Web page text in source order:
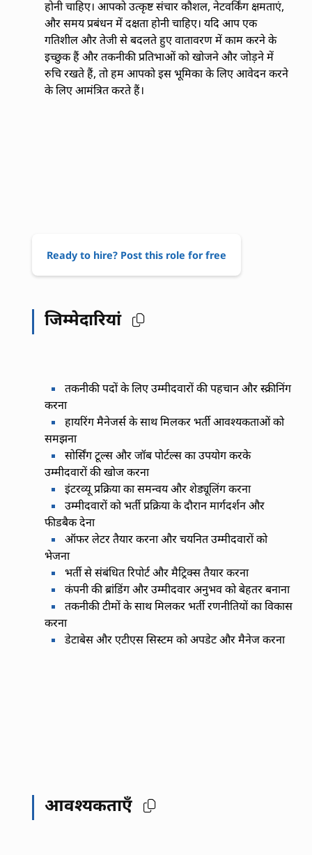
होनी चाहिए। आपको उत्कृष्ट संचार कौशल, नेटवर्किंग क्षमताएं,
और समय प्रबंधन में दक्षता होनी चाहिए। यदि आप एक
गतिशील और तेजी से बदलते हुए वातावरण में काम करने के
इच्छुक हैं और तकनीकी प्रतिभाओं को खोजने और जोड़ने में
रुचि रखते हैं, तो हम आपको इस भूमिका के लिए आवेदन करने
के लिए आमंत्रित करते हैं।
Ready to hire? Post this role for free
जिम्मेदारियां
तकनीकी पदों के लिए उम्मीदवारों की पहचान और स्क्रीनिंग
करना
हायरिंग मैनेजर्स के साथ मिलकर भर्ती आवश्यकताओं को
समझना
सोर्सिंग टूल्स और जॉब पोर्टल्स का उपयोग करके
उम्मीदवारों की खोज करना
इंटरव्यू प्रक्रिया का समन्वय और शेड्यूलिंग करना
उम्मीदवारों को भर्ती प्रक्रिया के दौरान मार्गदर्शन और
फीडबैक देना
ऑफर लेटर तैयार करना और चयनित उम्मीदवारों को
भेजना
भर्ती से संबंधित रिपोर्ट और मैट्रिक्स तैयार करना
कंपनी की ब्रांडिंग और उम्मीदवार अनुभव को बेहतर बनाना
तकनीकी टीमों के साथ मिलकर भर्ती रणनीतियों का विकास
करना
डेटाबेस और एटीएस सिस्टम को अपडेट और मैनेज करना
आवश्यकताएँ